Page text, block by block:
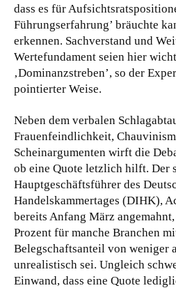
dass es für
Führungserfahrung’ bräuchte
erkennen. Sachverstand und
Wertefundament seien hier
‚Dominanzstreben’, so der
pointierter Weise.
Neben dem verbalen
Frauenfeindlichkeit,
Scheinargumenten wirft die
ob eine Quote letzlich hilft. Der
Hauptgeschäftsführer des
Handelskammertages (DIHK),
bereits Anfang März
Prozent für manche Branchen
Belegschaftsanteil von weniger
unrealistisch sei. Ungleich
Einwand, dass eine Quote